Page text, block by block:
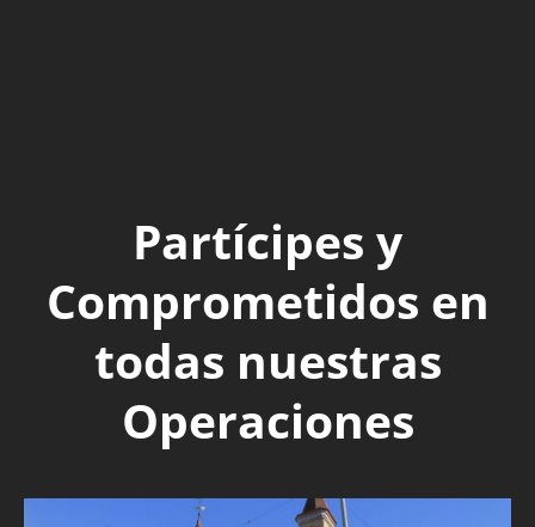
Partícipes y
Comprometidos en
todas nuestras
Operaciones